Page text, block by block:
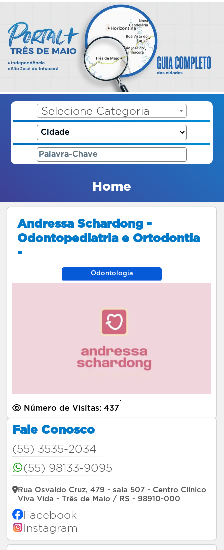
Selecione Categoria
Home
Andressa Schardong -
Odontopediatria e Ortodontia
-
Odontologia
Número de Visitas: 437
.
Fale Conosco
(55) 3535-2034
(55) 98133-9095
Rua Osvaldo Cruz, 479 - sala 507 - Centro Clínico
Viva Vida - Três de Maio / RS - 98910-000
Facebook
Instagram